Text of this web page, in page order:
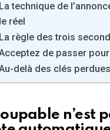
La technique de
le réel
La règle des trois
de passer
delà des clés
n’est